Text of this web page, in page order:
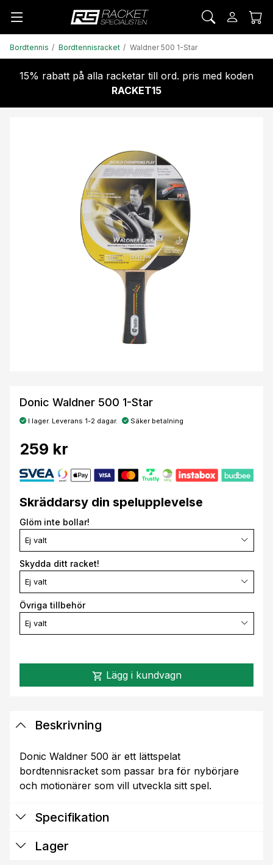
Bordtennis Bordtennisracket Waldner 500 1-Star
15% rabatt på alla racketar till ord. pris med koden
RACKET15
Donic Waldner 500 1-Star
I lager. Leverans 1-2 dagar. Säker betalning
259 kr
Skräddarsy din spelupplevelse
Glöm inte bollar!
Ej valt
Skydda ditt racket!
Ej valt
Övriga tillbehör
Ej valt
shopping_cart Lägg i kundvagn
Beskrivning
Donic Waldner 500 är ett lättspelat
bordtennisracket som passar bra för nybörjare
och motionärer som vill utveckla sitt spel.
Specifikation
Lager